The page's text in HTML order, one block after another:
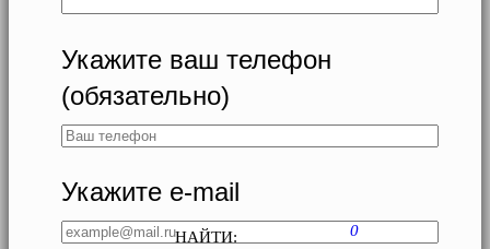
НАЙТИ: 0
Укажите ваш телефон
(обязательно)
Укажите e-mail